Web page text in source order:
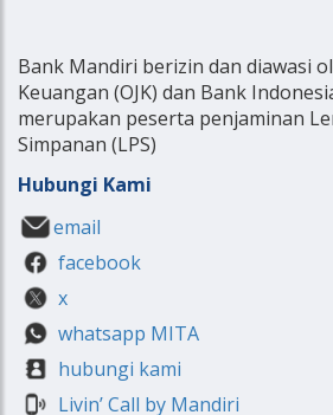
Bank Mandiri berizin dan diawasi
Keuangan (OJK) dan Bank
merupakan peserta penjaminan
Simpanan (LPS)
Hubungi Kami
email
facebook
x
whatsapp MITA
hubungi kami
Livin’ Call by Mandiri